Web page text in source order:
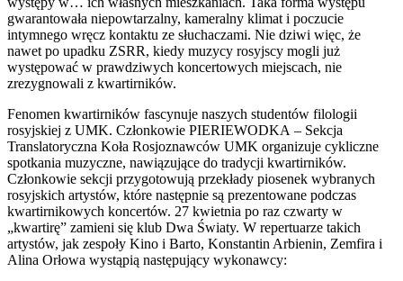
gwarantowała niepowtarzalny, kameralny klimat i poczucie
intymnego wręcz kontaktu ze słuchaczami. Nie dziwi więc, że
nawet po upadku ZSRR, kiedy muzycy rosyjscy mogli już
występować w prawdziwych koncertowych miejscach, nie
zrezygnowali z kwartirników.
Fenomen kwartirników fascynuje naszych studentów filologii
rosyjskiej z UMK. Członkowie PIERIEWODKA – Sekcja
Translatoryczna Koła Rosjoznawców UMK organizuje cykliczne
spotkania muzyczne, nawiązujące do tradycji kwartirników.
Członkowie sekcji przygotowują przekłady piosenek wybranych
rosyjskich artystów, które następnie są prezentowane podczas
kwartirnikowych koncertów. 27 kwietnia po raz czwarty w
„kwartirę” zamieni się klub Dwa Światy. W repertuarze takich
artystów, jak zespoły Kino i Barto, Konstantin Arbienin, Zemfira i
Alina Orłowa wystąpią następujący wykonawcy: